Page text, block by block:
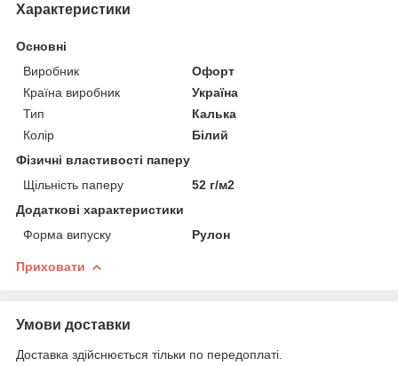
Характеристики
Основні
Виробник
Офорт
Країна виробник
Україна
Тип
Калька
Колір
Білий
Фізичні властивості паперу
Щільність паперу
52 г/м2
Додаткові характеристики
Форма випуску
Рулон
Приховати
Умови доставки
Доставка здійснюється тільки по передоплаті.